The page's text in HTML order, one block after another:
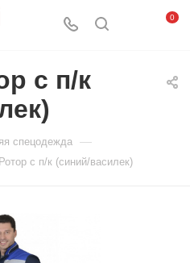
0
с п/к
спецодежда —
с п/к (синий/василек)